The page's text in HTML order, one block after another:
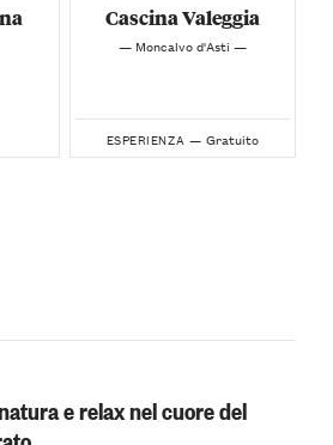
Cascina Valeggia
— Moncalvo d'Asti —
ESPERIENZA — Gratuito
e relax nel cuore del